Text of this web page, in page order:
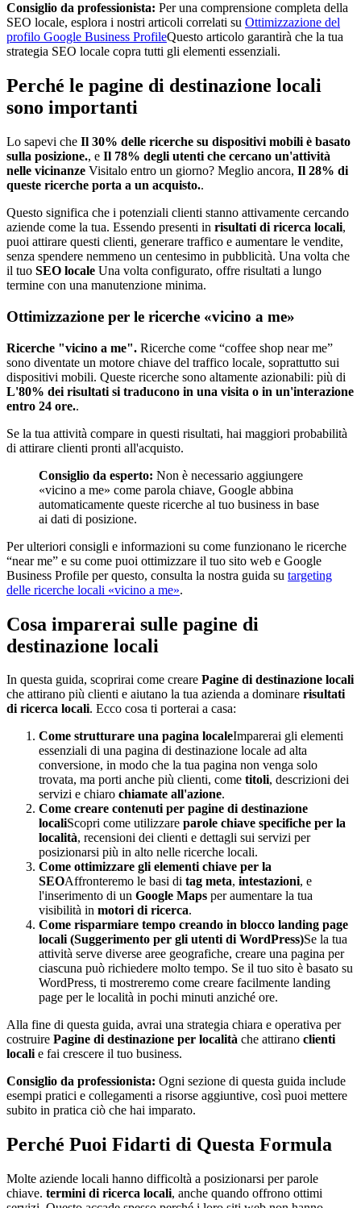
Consiglio da professionista: Per una comprensione completa della
SEO locale, esplora i nostri articoli correlati su Ottimizzazione del
profilo Google Business ProfileQuesto articolo garantirà che la tua
strategia SEO locale copra tutti gli elementi essenziali.
Perché le pagine di destinazione locali
sono importanti
Lo sapevi che Il 30% delle ricerche su dispositivi mobili è basato
sulla posizione., e Il 78% degli utenti che cercano un'attività
nelle vicinanze Visitalo entro un giorno? Meglio ancora, Il 28% di
queste ricerche porta a un acquisto..
Questo significa che i potenziali clienti stanno attivamente cercando
aziende come la tua. Essendo presenti in risultati di ricerca locali,
puoi attirare questi clienti, generare traffico e aumentare le vendite,
senza spendere nemmeno un centesimo in pubblicità. Una volta che
il tuo SEO locale Una volta configurato, offre risultati a lungo
termine con una manutenzione minima.
Ottimizzazione per le ricerche «vicino a me»
Ricerche "vicino a me". Ricerche come “coffee shop near me”
sono diventate un motore chiave del traffico locale, soprattutto sui
dispositivi mobili. Queste ricerche sono altamente azionabili: più di
L'80% dei risultati si traducono in una visita o in un'interazione
entro 24 ore..
Se la tua attività compare in questi risultati, hai maggiori probabilità
di attirare clienti pronti all'acquisto.
Consiglio da esperto: Non è necessario aggiungere
«vicino a me» come parola chiave, Google abbina
automaticamente queste ricerche al tuo business in base
ai dati di posizione.
Per ulteriori consigli e informazioni su come funzionano le ricerche
“near me” e su come puoi ottimizzare il tuo sito web e Google
Business Profile per questo, consulta la nostra guida su targeting
delle ricerche locali «vicino a me».
Cosa imparerai sulle pagine di
destinazione locali
In questa guida, scoprirai come creare Pagine di destinazione locali
che attirano più clienti e aiutano la tua azienda a dominare risultati
di ricerca locali. Ecco cosa ti porterai a casa:
Come strutturare una pagina localeImparerai gli elementi
essenziali di una pagina di destinazione locale ad alta
conversione, in modo che la tua pagina non venga solo
trovata, ma porti anche più clienti, come titoli, descrizioni dei
servizi e chiaro chiamate all'azione.
Come creare contenuti per pagine di destinazione
localiScopri come utilizzare parole chiave specifiche per la
località, recensioni dei clienti e dettagli sui servizi per
posizionarsi più in alto nelle ricerche locali.
Come ottimizzare gli elementi chiave per la
SEOAffronteremo le basi di tag meta, intestazioni, e
l'inserimento di un Google Maps per aumentare la tua
visibilità in motori di ricerca.
Come risparmiare tempo creando in blocco landing page
locali (Suggerimento per gli utenti di WordPress)Se la tua
attività serve diverse aree geografiche, creare una pagina per
ciascuna può richiedere molto tempo. Se il tuo sito è basato su
WordPress, ti mostreremo come creare facilmente landing
page per le località in pochi minuti anziché ore.
Alla fine di questa guida, avrai una strategia chiara e operativa per
costruire Pagine di destinazione per località che attirano clienti
localie fai crescere il tuo business.
Consiglio da professionista: Ogni sezione di questa guida include
esempi pratici e collegamenti a risorse aggiuntive, così puoi mettere
subito in pratica ciò che hai imparato.
Perché Puoi Fidarti di Questa Formula
Molte aziende locali hanno difficoltà a posizionarsi per parole
chiave. termini di ricerca locali, anche quando offrono ottimi